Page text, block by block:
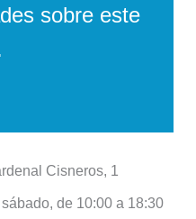
sobre este
Cisneros, 1
de 10:00 a 18:30